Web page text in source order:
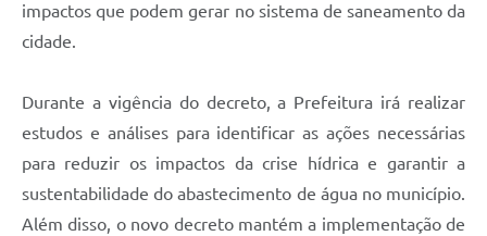
impactos que podem gerar no sistema de saneamento da
cidade.
Durante a vigência do decreto, a Prefeitura irá realizar
estudos e análises para identificar as ações necessárias
para reduzir os impactos da crise hídrica e garantir a
sustentabilidade do abastecimento de água no município.
Além disso, o novo decreto mantém a implementação de